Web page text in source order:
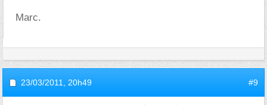
Marc.
23/03/2011, 20h49 #9